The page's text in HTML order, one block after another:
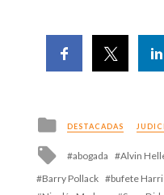
Posted
in
DESTACADAS
Tagged
with
abogada Alvin
Barry Pollack
bufete